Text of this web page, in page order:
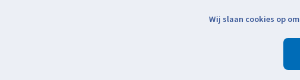
Wij slaan cookies op